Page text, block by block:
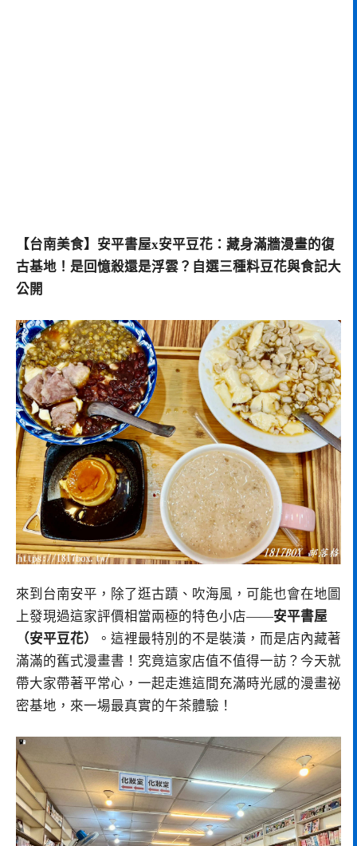
【台南美食】安平書屋x安平豆花：藏身滿牆漫畫的復
古基地！是回憶殺還是浮雲？自選三種料豆花與食記大
公開
來到台南安平，除了逛古蹟、吹海風，可能也會在地圖
上發現過這家評價相當兩極的特色小店——安平書屋
（安平豆花）
。這裡最特別的不是裝潢，而是店內藏著
滿滿的舊式漫畫書！究竟這家店值不值得一訪？今天就
帶大家帶著平常心，一起走進這間充滿時光感的漫畫祕
密基地，來一場最真實的午茶體驗！